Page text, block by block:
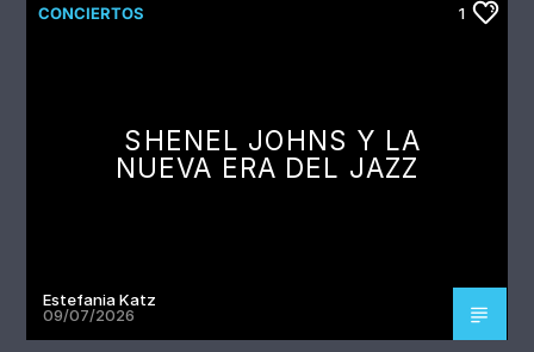
CONCIERTOS 1
SHENEL JOHNS Y LA
NUEVA ERA DEL JAZZ
Estefania Katz
09/07/2026